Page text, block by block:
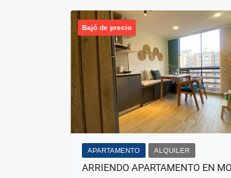
$650.000.000
Bajó de precio
APARTAMENTO ALQUILER